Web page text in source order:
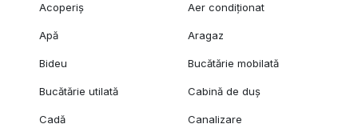
Acoperiș Aer condiționat
Apă Aragaz
Bideu Bucătărie mobilată
Bucătărie utilată Cabină de duș
Cadă Canalizare